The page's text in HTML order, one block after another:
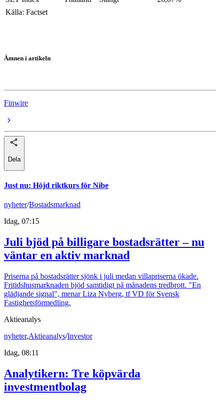
Källa: Factset
Ämnen i artikeln
Finwire
Dela
Just nu: Höjd riktkurs för Nibe
nyheter/Bostadsmarknad
Idag, 07:15
Juli bjöd på billigare bostadsrätter – nu
väntar en aktiv marknad
Priserna på bostadsrätter sjönk i juli medan villapriserna ökade.
Fritidshusmarknaden bjöd samtidigt på månadens tredbrott. "En
glädjande signal", menar Liza Nyberg, tf VD för Svensk
Fastighetsförmedling.
Aktieanalys
nyheter,Aktieanalys/Investor
Idag, 08:11
Analytikern: Tre köpvärda
investmentbolag